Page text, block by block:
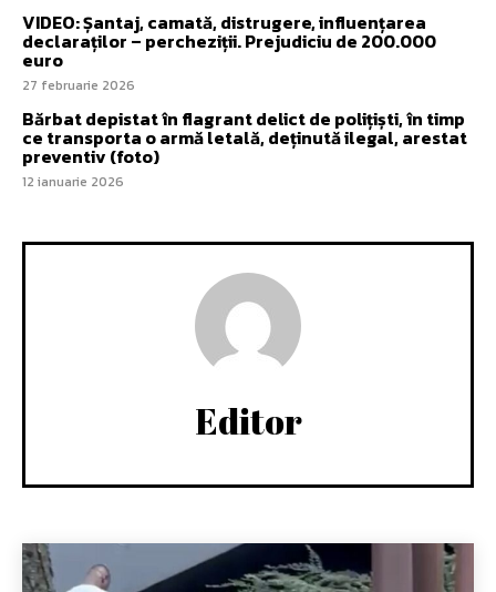
VIDEO: Șantaj, camată, distrugere, influențarea
declaraților – percheziții. Prejudiciu de 200.000
euro
27 februarie 2026
Bărbat depistat în flagrant delict de polițiști, în timp
ce transporta o armă letală, deținută ilegal, arestat
preventiv (foto)
12 ianuarie 2026
Editor